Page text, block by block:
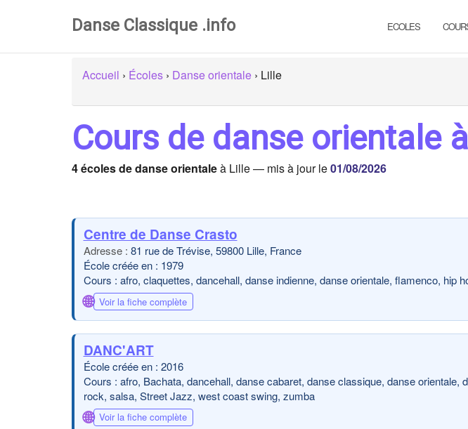
Danse Classique .info ECOLES
Accueil › Écoles › Danse orientale › Lille
Cours de danse orientale
4 écoles de danse orientaleà Lille — mis à jour le01/08/2026
Centre de Danse Crasto
81 rue de Trévise, 59800 Lille, France
École créée en : 1979
Cours : afro, claquettes, dancehall, danse indienne, danse orientale, flamenco, hip
🌐 Voir la fiche complète
DANC'ART
École créée en : 2016
Cours : afro, Bachata, dancehall, danse cabaret, danse classique, danse orientale,
rock, salsa, Street Jazz, west coast swing, zumba
🌐 Voir la fiche complète